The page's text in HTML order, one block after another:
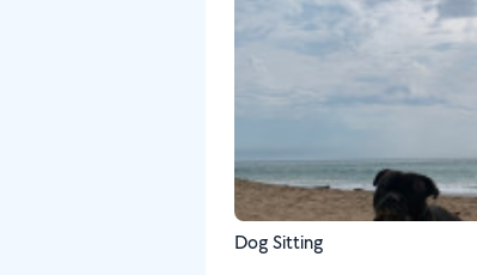
Dog Sitting